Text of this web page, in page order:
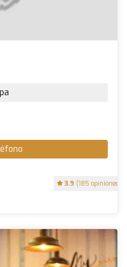
3.9 (185 opiniones)